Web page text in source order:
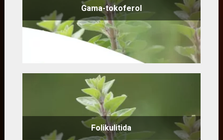
Gama-tokoferol
Folikulitida